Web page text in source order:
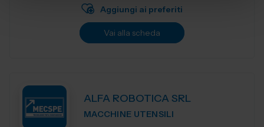
Aggiungi ai preferiti
Vai alla scheda
ALFA ROBOTICA SRL
MACCHINE UTENSILI